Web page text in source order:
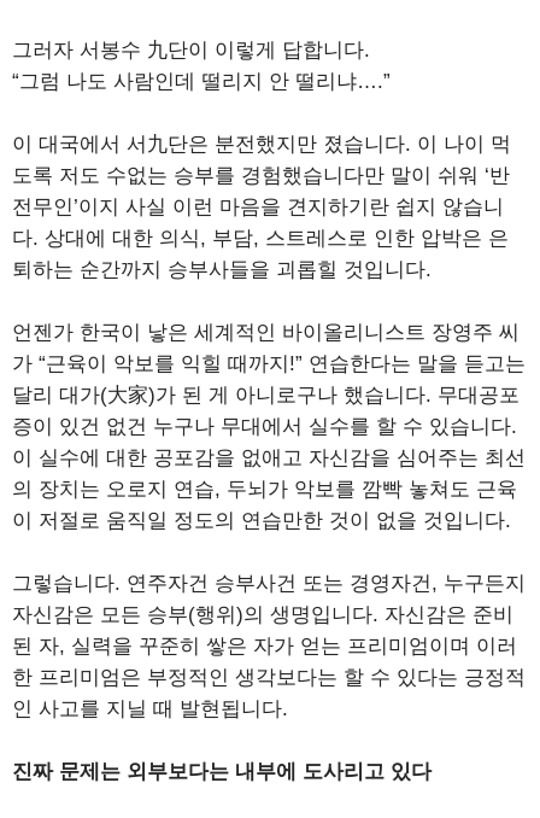
그러자 서봉수 九단이 이렇게 답합니다.
“그럼 나도 사람인데 떨리지 안 떨리냐….”
이 대국에서 서九단은 분전했지만 졌습니다. 이 나이 먹
도록 저도 수없는 승부를 경험했습니다만 말이 쉬워 ‘반
전무인’이지 사실 이런 마음을 견지하기란 쉽지 않습니
다. 상대에 대한 의식, 부담, 스트레스로 인한 압박은 은
퇴하는 순간까지 승부사들을 괴롭힐 것입니다.
언젠가 한국이 낳은 세계적인 바이올리니스트 장영주 씨
가 “근육이 악보를 익힐 때까지!” 연습한다는 말을 듣고는
달리 대가(大家)가 된 게 아니로구나 했습니다. 무대공포
증이 있건 없건 누구나 무대에서 실수를 할 수 있습니다.
이 실수에 대한 공포감을 없애고 자신감을 심어주는 최선
의 장치는 오로지 연습, 두뇌가 악보를 깜빡 놓쳐도 근육
이 저절로 움직일 정도의 연습만한 것이 없을 것입니다.
그렇습니다. 연주자건 승부사건 또는 경영자건, 누구든지
자신감은 모든 승부(행위)의 생명입니다. 자신감은 준비
된 자, 실력을 꾸준히 쌓은 자가 얻는 프리미엄이며 이러
한 프리미엄은 부정적인 생각보다는 할 수 있다는 긍정적
인 사고를 지닐 때 발현됩니다.
진짜 문제는 외부보다는 내부에 도사리고 있다